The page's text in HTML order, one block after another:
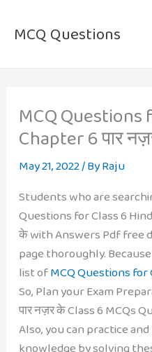
MCQ Questions
MCQ Questions
Chapter 6 पार
May 21, 2022/ ByRaju
Students who are
Questions for Class 6
के with Answers Pdf free
page thoroughly.
list ofMCQ Questions for
So, Plan your Exam
पार नज़र के Class 6 MCQs
Also, you can practice
knowledge by solving